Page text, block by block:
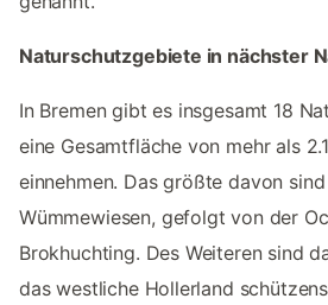
Naturschutzgebiete in nächster
In Bremen gibt es insgesamt 18
eine Gesamtfläche von mehr als
einnehmen. Das größte davon
Wümmewiesen, gefolgt von der
Brokhuchting. Des Weiteren sind
das westliche Hollerland